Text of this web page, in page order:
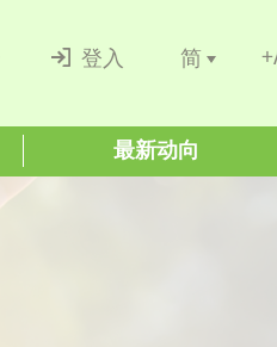
登入 简
最新动向